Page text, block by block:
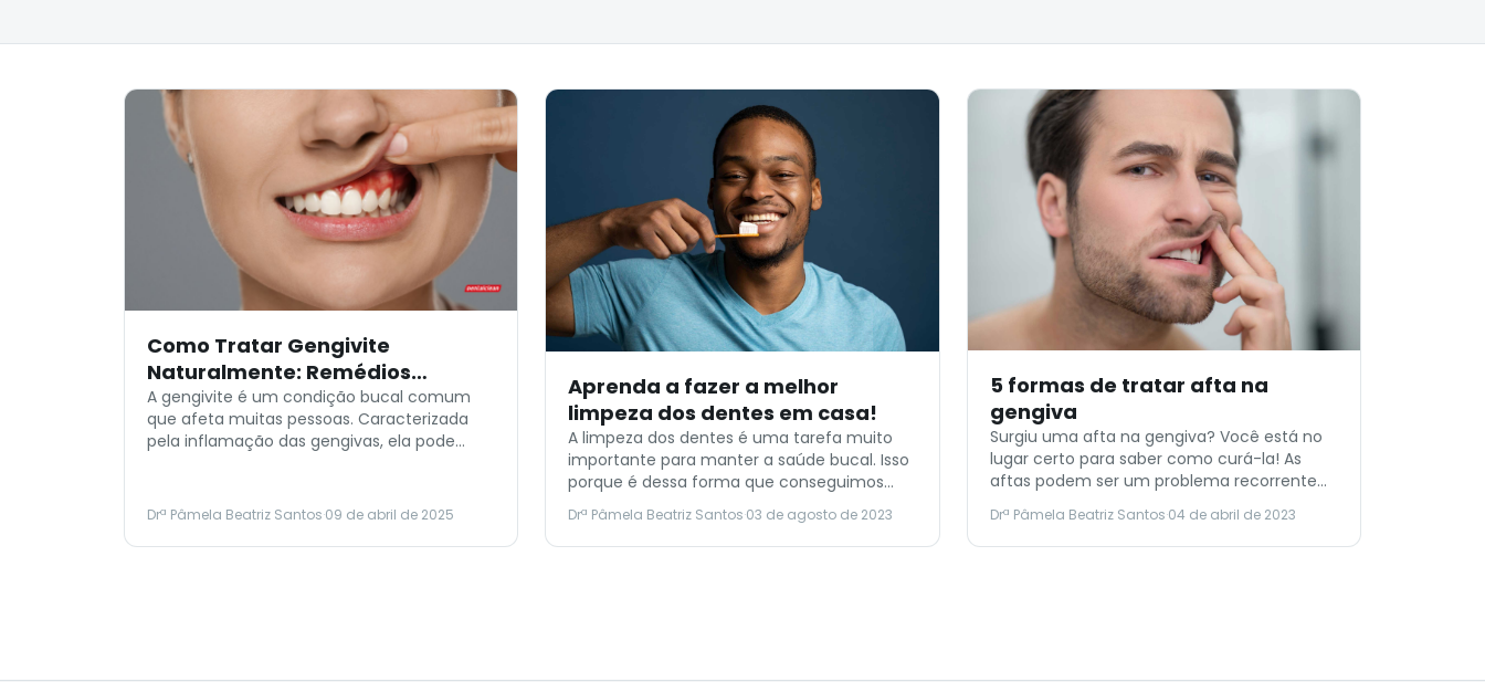
Como Tratar Gengivite
Naturalmente: Remédios
Caseiros e Dicas
A gengivite é um condição bucal comum
que afeta muitas pessoas. Caracterizada
pela inflamação das gengivas, ela pode
profissional seja importante em casos mais
ajudar no cuidado e na prevenção da
Drª Pâmela Beatriz Santos·09 de abril de 2025
Aprenda a fazer a melhor
limpeza dos dentes em casa!
A limpeza dos dentes é uma tarefa muito
importante para manter a saúde bucal. Isso
porque é dessa forma que conseguimos
eliminar o tártaro no dente e o acúmulo de
bactérias causadoras de doenças. Com
isso, sua boca fica mais saudável e diminui
Drª Pâmela Beatriz Santos·03 de agosto de 2023
5 formas de tratar afta na
gengiva
Surgiu uma afta na gengiva? Você está no
lugar certo para saber como curá-la! As
aftas podem ser um problema recorrente
na vida de muitas pessoas. Essa pequena
inflamação pode surgir em qualquer região
da boca e traz alguns incômodos ao falar,
Drª Pâmela Beatriz Santos·04 de abril de 2023